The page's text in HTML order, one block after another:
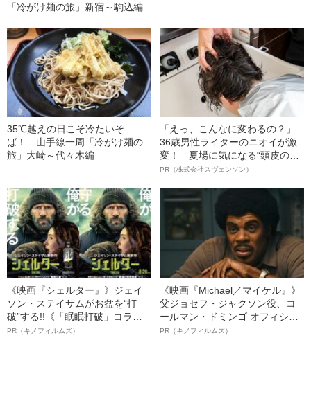
「冷がけ麺の旅」新宿～駒込編
35℃越えの日こそ冷たいそ
ば！ 山手線一周「冷がけ麺の
旅」大崎～代々木編
「えっ、こんなに変わるの？」
36歳男性ライターのニオイが激
変！ 夏場に気になる“頭皮のニ
オイ”や“ベタつき”を解消す
ト”が生み出した徹底ケアとは
PR（株式会社スヴェンソン）
《映画『シェルター』》ジェイ
ソン・ステイサムがお盆を“打
破”する!!《「眠眠打破」コラ
ボ》
PR（キノフィルムズ）
《映画『Michael／マイケル』》
父ジョセフ・ジャクソン役、コ
ールマン・ドミンゴ オフィシャ
ルインタビュー“観客を魅了した
PR（キノフィルムズ）